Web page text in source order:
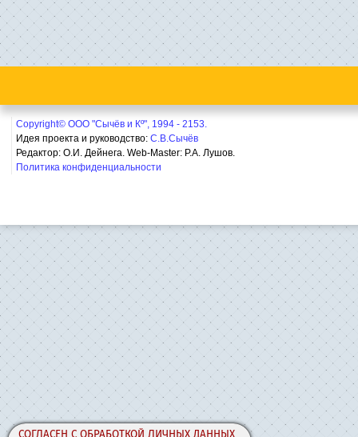
Copyright© ООО "Сычёв и Кº", 1994 - 2153.
Идея проекта и руководство: С.В.Сычёв
Редактор: О.И. Дейнега. Web-Master: Р.А. Лушов.
Политика конфиденциальности